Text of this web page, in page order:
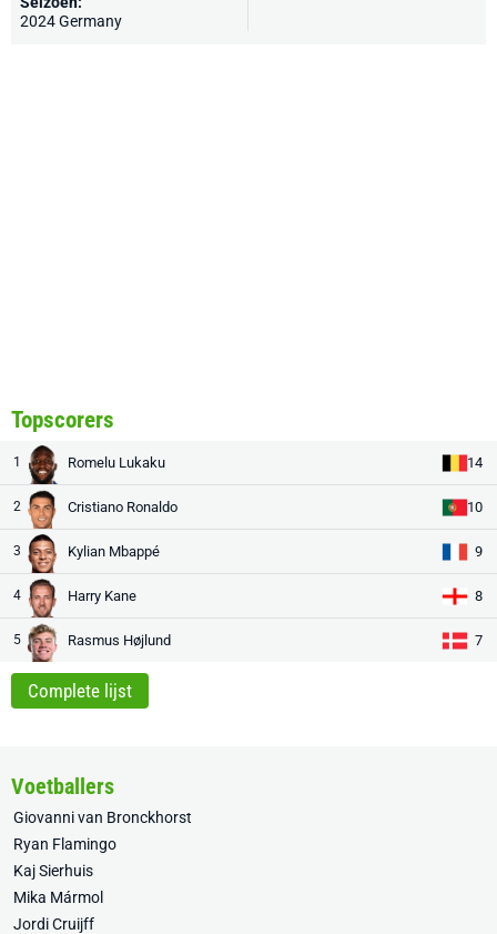
2024 Germany
Topscorers
1 Romelu Lukaku 14
2 Cristiano Ronaldo 10
3 Kylian Mbappé 9
4 Harry Kane 8
5 Rasmus Højlund 7
Complete lijst
Voetballers
Giovanni van Bronckhorst
Ryan Flamingo
Kaj Sierhuis
Mika Mármol
Jordi Cruijff